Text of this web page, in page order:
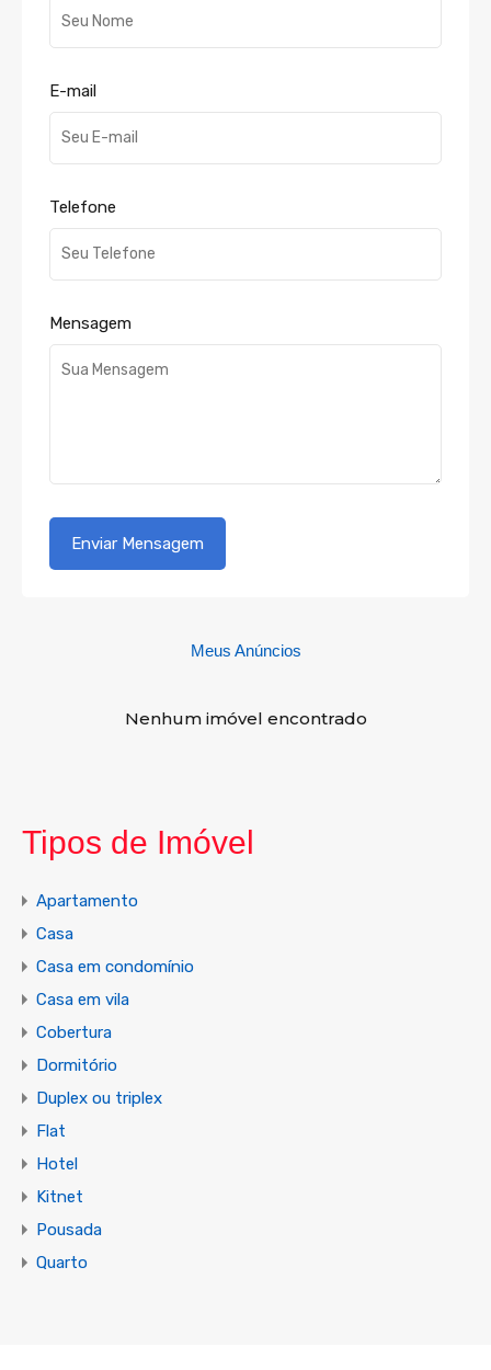
E-mail
Telefone
Mensagem
Meus Anúncios
Nenhum imóvel encontrado
Tipos de Imóvel
Apartamento
Casa
Casa em condomínio
Casa em vila
Cobertura
Dormitório
Duplex ou triplex
Flat
Hotel
Kitnet
Pousada
Quarto